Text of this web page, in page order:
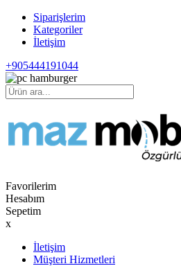
Siparişlerim
Kategoriler
İletişim
+905444191044
Favorilerim
Hesabım
Sepetim
x
İletişim
Müşteri Hizmetleri